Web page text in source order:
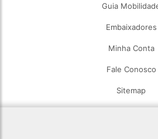
Guia
Embaixadores
Minha Conta
Fale Conosco
Sitemap